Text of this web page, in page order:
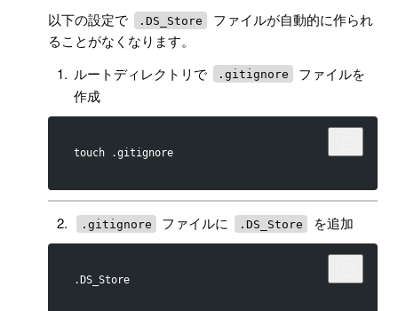
以下の設定で .DS_Store
ファイルが自動的に作られ
ることがなくなります。
ルートディレクトリで
.gitignore
ファイルを
作成
touch .gitignore
.gitignore ファイルに .DS_Store を追加
.DS_Store